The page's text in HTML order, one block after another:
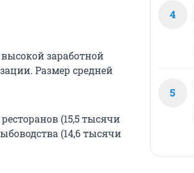
высокой заработной
Размер средней
(15,5 тысячи
(14,6 тысячи
4
5